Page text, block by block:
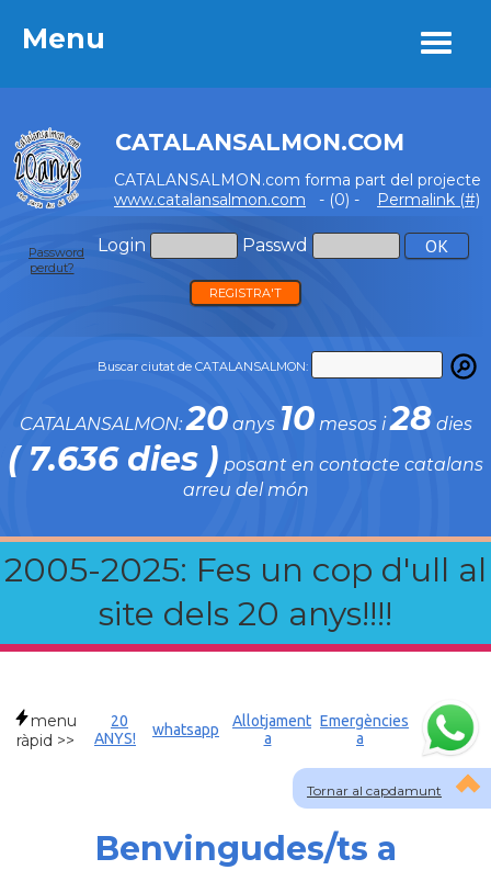
Menu
CATALANSALMON.COM
CATALANSALMON.com forma part del projecte
www.catalansalmon.com - (0) - Permalink (#)
Login Passwd
Password
perdut?
REGISTRA'T
Buscar ciutat de CATALANSALMON:
CATALANSALMON:20anys 10mesos i28 dies
( 7.636 dies ) posant en contacte catalans
arreu del món
2005-2025: Fes un cop d'ull al
site dels 20 anys!!!!
Menu
Tornar al capdamunt
menu
ràpid >>
20
ANYS!
whatsapp
Allotjament
a
Emergències
a
Benvingudes/ts a